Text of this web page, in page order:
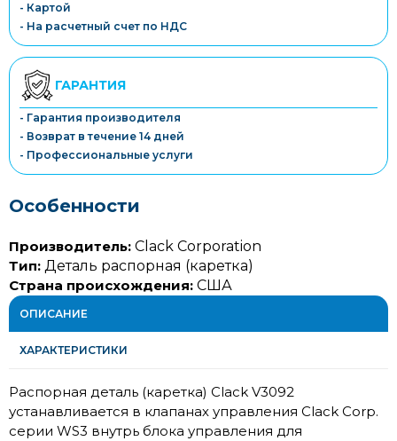
- Картой
- На расчетный счет по НДС
ГАРАНТИЯ
- Гарантия производителя
- Возврат в течение 14 дней
- Профессиональные услуги
Особенности
Производитель: Clack Corporation
Тип: Деталь распорная (каретка)
Страна происхождения: США
ОПИСАНИЕ
ХАРАКТЕРИСТИКИ
Распорная деталь (каретка) Clack V3092
устанавливается в клапанах управления Clack Corp.
серии WS3 внутрь блока управления для